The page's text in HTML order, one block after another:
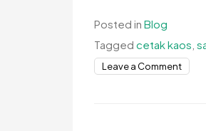
Posted in Blog
Tagged cetak kaos
Leave a Commenton